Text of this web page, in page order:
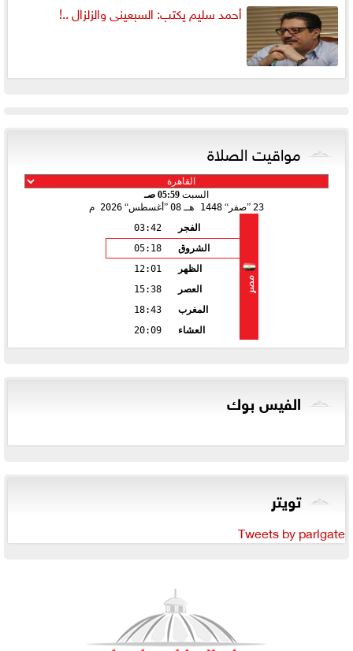
أحمد سليم يكتب: السبعينى والزلزال ..!
مواقيت الصلاة
السبت 05:59 صـ
23 صفر 1448 هـ 08 أغسطس 2026 م
مصر
الفجر
03:42
الشروق
05:18
الظهر
12:01
العصر
15:38
المغرب
18:43
العشاء
20:09
الفيس بوك
تويتر
Tweets by parlgate